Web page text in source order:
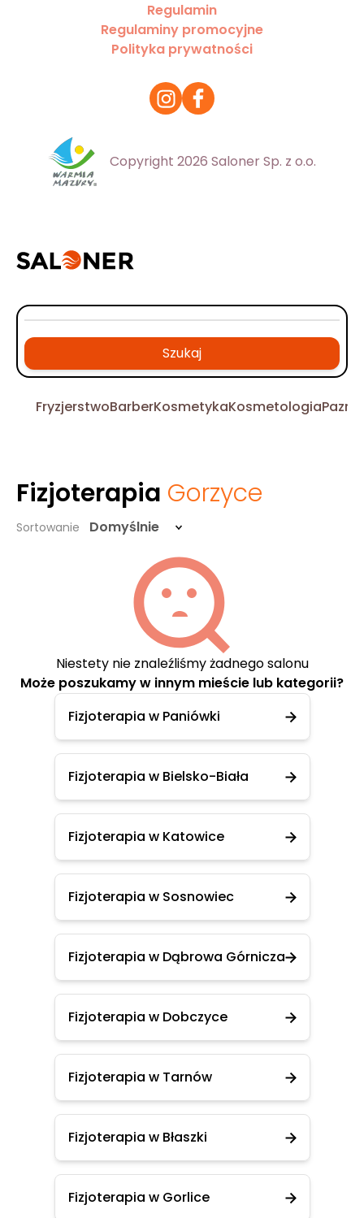
Regulamin
Regulaminy promocyjne
Polityka prywatności
Copyright 2026 Saloner Sp. z o.o.
Szukaj
FryzjerstwoBarberKosmetykaKosmetologia
Fizjoterapia Gorzyce
Sortowanie Domyślnie
Niestety nie znaleźliśmy żadnego salonu
Może poszukamy w innym mieście lub kategorii?
Fizjoterapia w Paniówki
Fizjoterapia w Bielsko-Biała
Fizjoterapia w Katowice
Fizjoterapia w Sosnowiec
Fizjoterapia w Dąbrowa Górnicza
Fizjoterapia w Dobczyce
Fizjoterapia w Tarnów
Fizjoterapia w Błaszki
Fizjoterapia w Gorlice